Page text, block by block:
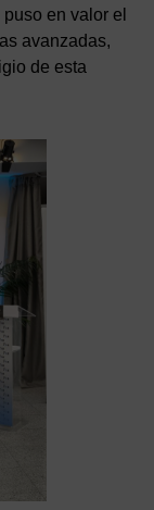
en valor el
avanzadas,
de esta